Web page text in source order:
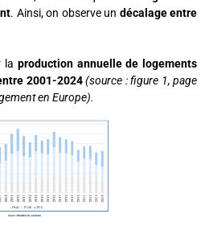
. Ainsi, on observe un décalage entre
la production annuelle de logements
2001-2024(source : figure 1, page
en Europe).